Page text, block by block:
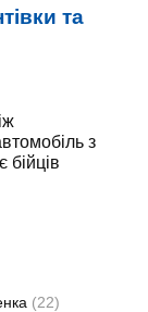
та
з
бійців
(22)